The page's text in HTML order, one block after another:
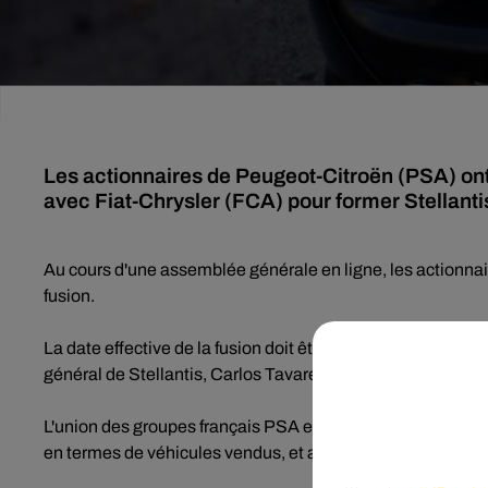
Les actionnaires de Peugeot-Citroën (PSA)
avec Fiat-Chrysler (FCA) pour former
Au cours d'une assemblée générale en ligne, les
fusion.
La date effective de la fusion doit être annoncée "très
général de Stellantis, Carlos Tavares.
L'union des groupes français PSA et italo-américain
en termes de véhicules vendus, et au troisième en chiffre